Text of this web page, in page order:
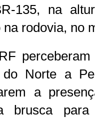
135, na
rodovia, no
do Norte a
a
brusca